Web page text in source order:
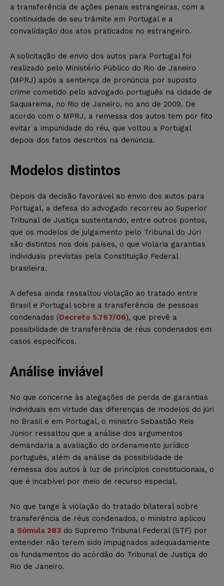
a transferência de ações penais estrangeiras, com a
continuidade de seu trâmite em Portugal e a
convalidação dos atos praticados no estrangeiro.
A solicitação de envio dos autos para Portugal foi
realizado pelo Ministério Público do Rio de Janeiro
(MPRJ) após a sentença de pronúncia por suposto
crime cometido pelo advogado português na cidade de
Saquarema, no Rio de Janeiro, no ano de 2009. De
acordo com o MPRJ, a remessa dos autos tem por fito
evitar a impunidade do réu, que voltou a Portugal
depois dos fatos descritos na denúncia.
Modelos distintos
Depois da decisão favorável ao envio dos autos para
Portugal, a defesa do advogado recorreu ao Superior
Tribunal de Justiça sustentando, entre outros pontos,
que os modelos de julgamento pelo Tribunal do Júri
são distintos nos dois países, o que violaria garantias
individuais previstas pela Constituição Federal
brasileira.
A defesa ainda ressaltou violação ao tratado entre
Brasil e Portugal sobre a transferência de pessoas
condenadas (Decreto 5.767/06), que prevê a
possibilidade de transferência de réus condenados em
casos específicos.
Análise inviável
No que concerne às alegações de perda de garantias
individuais em virtude das diferenças de modelos do júri
no Brasil e em Portugal, o ministro Sebastião Reis
Júnior ressaltou que a análise dos argumentos
demandaria a avaliação do ordenamento jurídico
português, além da análise da possibilidade de
remessa dos autos à luz de princípios constitucionais, o
que é incabível por meio de recurso especial.
No que tange à violação do tratado bilateral sobre
transferência de réus condenados, o ministro aplicou
a Súmula 283 do Supremo Tribunal Federal (STF) por
entender não terem sido impugnados adequadamente
os fundamentos do acórdão do Tribunal de Justiça do
Rio de Janeiro.